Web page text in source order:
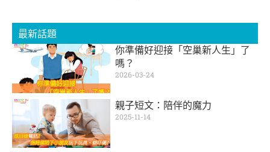
最新話題
你準備好迎接「空巢新人生」了
嗎？
2026-03-24
親子短文：陪伴的魔力
2025-11-14